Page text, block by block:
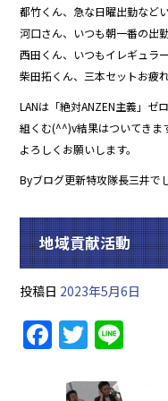
都竹くん、急な日曜出勤など
河口さん、いつも朝一番の出
西田くん、いつもイレギュラ
柴田拓くん、三本セットお疲
LANは「絶対ANZEN主義」ゼ
組くむ(^^)v結果はついてき
よろしくお願いします。
Byブログ更新特攻隊長三井で
地域貢献活動
投稿日 2023年5月6日
F
a
c
T
w
itt